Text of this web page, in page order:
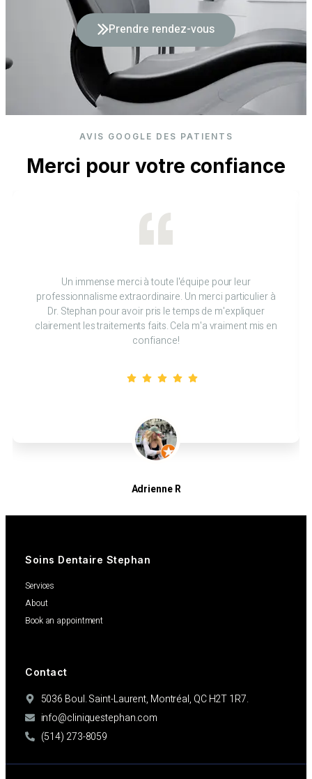
Prendre rendez-vous
AVIS GOOGLE DES PATIENTS
Merci pour votre confiance
Adrienne R
Un immense merci à toute l'équipe pour leur
professionnalisme extraordinaire. Un merci particulier à
Dr. Stephan pour avoir pris le temps de m'expliquer
clairement les traitements faits. Cela m'a vraiment mis en
confiance!
Soins Dentaire Stephan
Services
About
Book an appointment
Contact
5036 Boul. Saint-Laurent, Montréal, QC H2T 1R7.
info@cliniquestephan.com
(514) 273-8059